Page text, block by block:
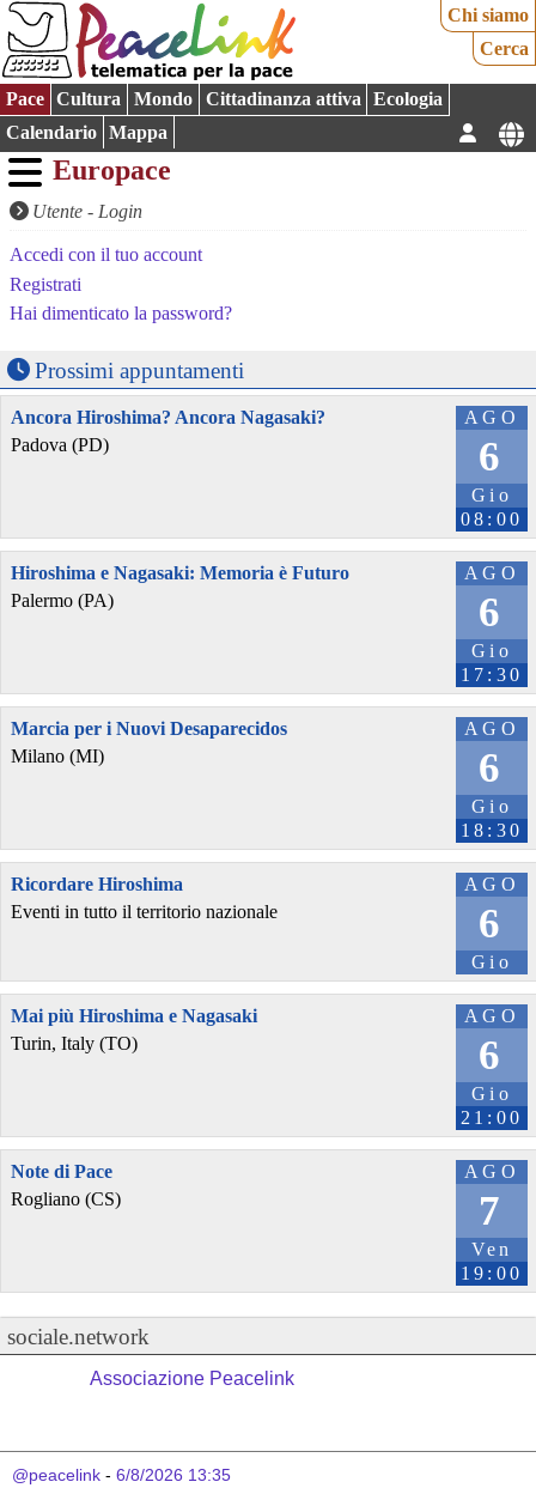
Chi siamo
Cerca
Pace Cultura Mondo Cittadinanza attiva
Ecologia
Calendario
Mappa
Europace
Utente - Login
Accedi con il tuo account
Registrati
Hai dimenticato la password?
Prossimi appuntamenti
AGO
6
Gio
08:00
Ancora Hiroshima? Ancora Nagasaki?
Padova (PD)
AGO
6
Gio
17:30
Hiroshima e Nagasaki: Memoria è Futuro
Palermo (PA)
AGO
6
Gio
18:30
Marcia per i Nuovi Desaparecidos
Milano (MI)
AGO
6
Gio
Ricordare Hiroshima
Eventi in tutto il territorio nazionale
AGO
6
Gio
21:00
Mai più Hiroshima e Nagasaki
Turin, Italy (TO)
AGO
7
Ven
19:00
Note di Pace
Rogliano (CS)
sociale.network
Associazione Peacelink
@peacelink - 6/8/2026 13:35